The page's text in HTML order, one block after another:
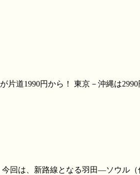
道1990円から！ 東京－沖縄は
回は、新路線となる羽田―ソウル（